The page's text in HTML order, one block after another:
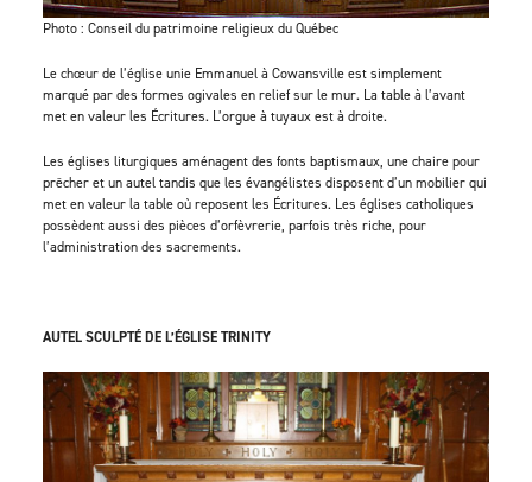
Photo : Conseil du patrimoine religieux du Québec
Le chœur de l’église unie Emmanuel à Cowansville est simplement
marqué par des formes ogivales en relief sur le mur. La table à l’avant
met en valeur les Écritures. L’orgue à tuyaux est à droite.
Les églises liturgiques aménagent des fonts baptismaux, une chaire pour
prêcher et un autel tandis que les évangélistes disposent d’un mobilier qui
met en valeur la table où reposent les Écritures. Les églises catholiques
possèdent aussi des pièces d’orfèvrerie, parfois très riche, pour
l’administration des sacrements.
AUTEL SCULPTÉ DE L’ÉGLISE TRINITY